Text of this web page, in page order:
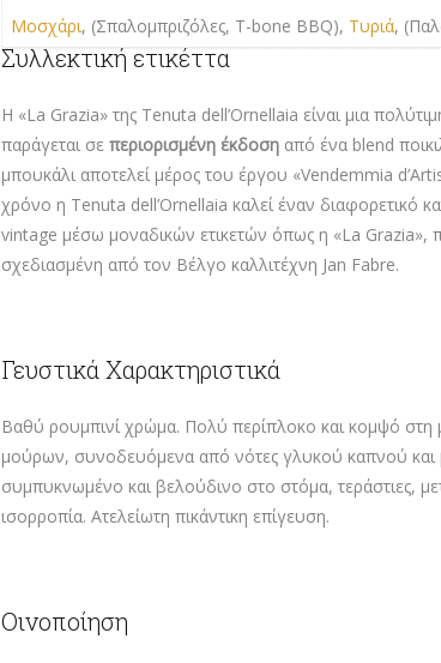
Μοσχάρι, (Σπαλομπριζόλες, T-bone BBQ), Τυριά,
Συλλεκτική ετικέττα
Η «La Grazia» της Tenuta dell’Ornellaia είναι μια
παράγεται σεπεριορισμένη έκδοση από ένα blend
μπουκάλι αποτελεί μέρος του έργου «Vendemmia
χρόνο η Tenuta dell’Ornellaia καλεί έναν διαφορετικό
vintage μέσω μοναδικών ετικετών όπως η «La Grazia»,
σχεδιασμένη από τον Βέλγο καλλιτέχνη Jan Fabre.
Γευστικά Χαρακτηριστικά
Βαθύ ρουμπινί χρώμα. Πολύ περίπλοκο και κομψό
μούρων, συνοδευόμενα από νότες γλυκού καπνού και
συμπυκνωμένο και βελούδινο στο στόμα, τεράστιες,
ισορροπία. Ατελείωτη πικάντικη επίγευση.
Οινοποίηση